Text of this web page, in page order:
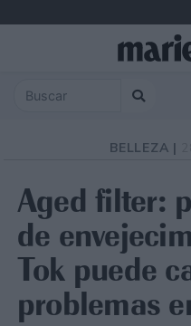
BELLEZA |
Aged filter:
de
Tok puede
problemas